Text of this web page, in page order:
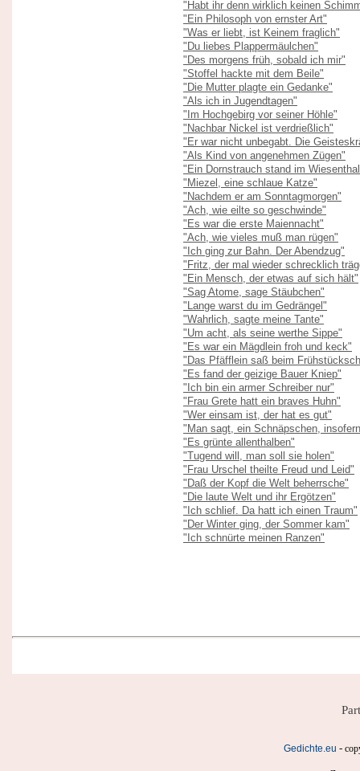
"Habt ihr denn wirklich keinen
"Ein Philosoph von ernster Art"
"Was er liebt, ist Keinem fraglich"
"Du liebes Plappermäulchen"
"Des morgens früh, sobald ich mir"
"Stoffel hackte mit dem Beile"
"Die Mutter plagte ein Gedanke"
"Als ich in Jugendtagen"
"Im Hochgebirg vor seiner Höhle"
"Nachbar Nickel ist verdrießlich"
"Er war nicht unbegabt. Die
"Als Kind von angenehmen Zügen"
"Ein Dornstrauch stand im
"Miezel, eine schlaue Katze"
"Nachdem er am Sonntagmorgen"
"Ach, wie eilte so geschwinde"
"Es war die erste Maiennacht"
"Ach, wie vieles muß man rügen"
"Ich ging zur Bahn. Der Abendzug"
"Fritz, der mal wieder schrecklich
"Ein Mensch, der etwas auf sich hält"
"Sag Atome, sage Stäubchen"
"Lange warst du im Gedrängel"
"Wahrlich, sagte meine Tante"
"Um acht, als seine werthe Sippe"
"Es war ein Mägdlein froh und keck"
"Das Pfäfflein saß beim
"Es fand der geizige Bauer Kniep"
"Ich bin ein armer Schreiber nur"
"Frau Grete hatt ein braves Huhn"
"Wer einsam ist, der hat es gut"
"Man sagt, ein Schnäpschen,
"Es grünte allenthalben"
"Tugend will, man soll sie holen"
"Frau Urschel theilte Freud und Leid"
"Daß der Kopf die Welt beherrsche"
"Die laute Welt und ihr Ergötzen"
"Ich schlief. Da hatt ich einen Traum"
"Der Winter ging, der Sommer kam"
"Ich schnürte meinen Ranzen"
Gedichte.eu -